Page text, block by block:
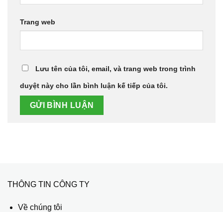
Trang web
Lưu tên của tôi, email, và trang web trong trình
duyệt này cho lần bình luận kế tiếp của tôi.
THÔNG TIN CÔNG TY
Về chúng tôi